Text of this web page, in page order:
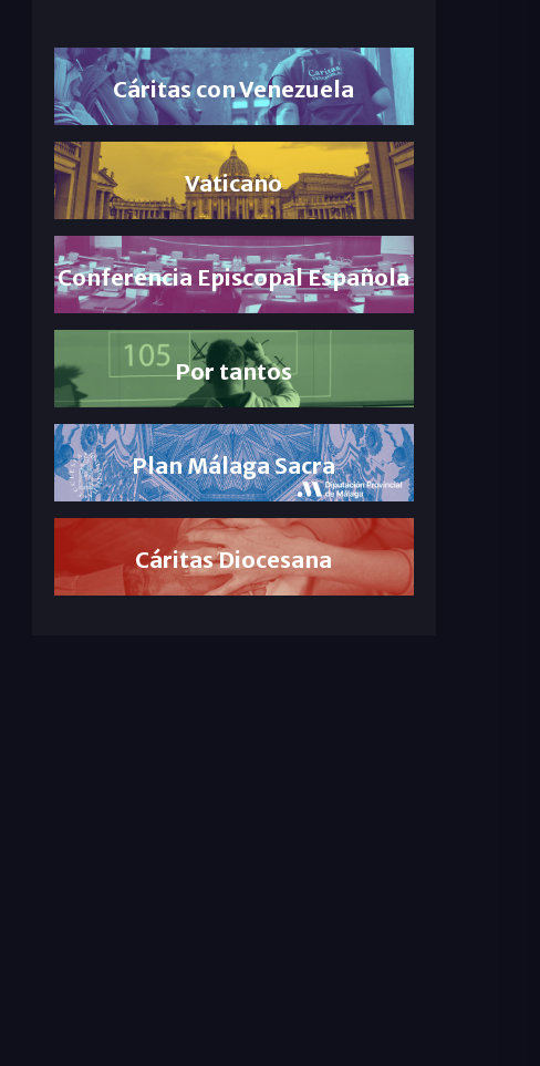
Cáritas con Venezuela
Vaticano
Conferencia Episcopal Española
Por tantos
Plan Málaga Sacra
Cáritas Diocesana